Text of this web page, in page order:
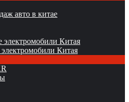
авто в китае
Китая
Китая